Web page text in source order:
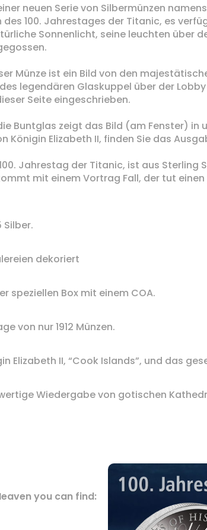
neuen Serie von Silbermünzen
des 100. Jahrestages der Titanic, es
Sonnenlicht, seine leuchten über
Münze ist ein Bild von den
legendären Glaskuppel über der
Seite eingeschrieben.
Buntglas zeigt das Bild (am Fenster) in
Königin Elizabeth II, finden Sie das
Jahrestag der Titanic, ist aus
mit einem Vortrag Fall, der tut
Silber.
dekoriert
speziellen Box mit einem COA.
von nur1912 Münzen.
Elizabeth II, “Cook Islands”, und das
Wiedergabe von gotischen
you can find: